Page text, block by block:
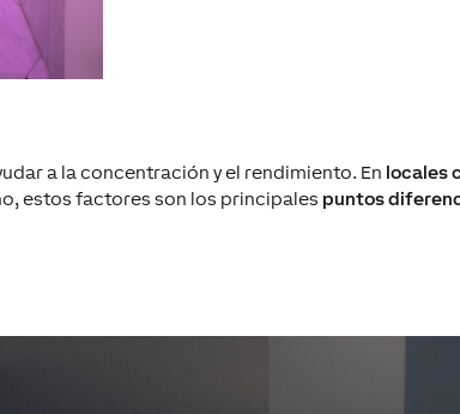
a la concentración yel rendimiento. En locales
, estos factores son los principales puntos